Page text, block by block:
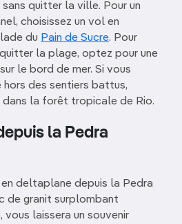
quitter la ville. Pour un
choisissez un vol en
du Pain de Sucre. Pour
la plage, optez pour une
le bord de mer. Si vous
des sentiers battus,
dans la forêt tropicale de Rio.
la Pedra
en deltaplane depuis la Pedra
de granit surplombant
vous laissera un souvenir